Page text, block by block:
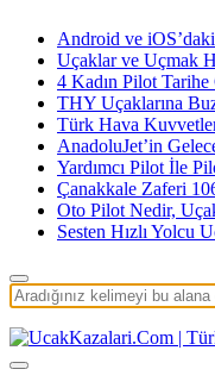
Android ve
Uçaklar ve Uçmak
4 Kadın Pilot Tarihe
THY Uçaklarına
Türk Hava
AnadoluJet’in
Yardımcı Pilot İle
Çanakkale Zaferi
Oto Pilot Nedir,
Sesten Hızlı Yolcu